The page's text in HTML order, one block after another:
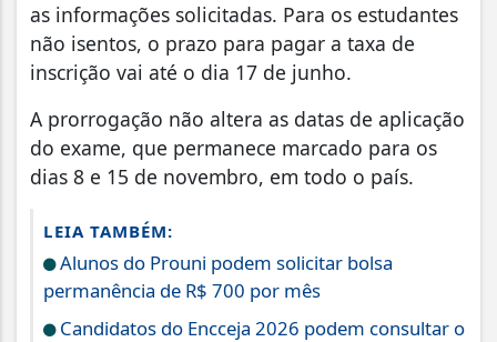
as informações solicitadas. Para os estudantes
não isentos, o prazo para pagar a taxa de
inscrição vai até o dia 17 de junho.
A prorrogação não altera as datas de aplicação
do exame, que permanece marcado para os
dias 8 e 15 de novembro, em todo o país.
LEIA TAMBÉM:
Alunos do Prouni podem solicitar bolsa
permanência de R$ 700 por mês
Candidatos do Encceja 2026 podem consultar o